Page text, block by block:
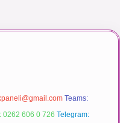
Teams:
0262 606 0 726 Telegram: